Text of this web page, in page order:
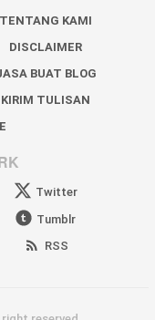
TENTANG KAMI
DISCLAIMER
BUAT BLOG
KIRIM TULISAN
Twitter
Tumblr
RSS